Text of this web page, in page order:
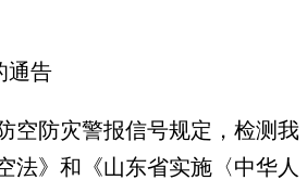
通告
防灾警报信号规定，检测我
法》和《山东省实施〈中华人